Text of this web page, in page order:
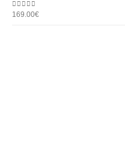
0out of 5
169.00€